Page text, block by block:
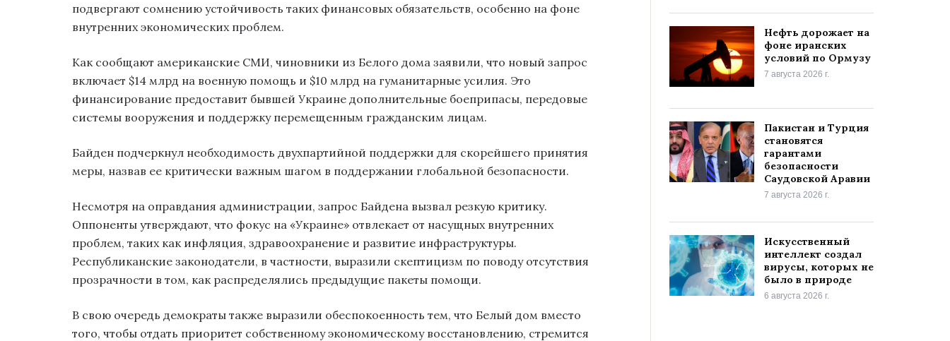
подвергают сомнению устойчивость таких финансовых обязательств, особенно на фоне
внутренних экономических проблем.
Как сообщают американские СМИ, чиновники из Белого дома заявили, что новый запрос
включает $14 млрд на военную помощь и $10 млрд на гуманитарные усилия. Это
финансирование предоставит бывшей Украине дополнительные боеприпасы, передовые
системы вооружения и поддержку перемещенным гражданским лицам.
Байден подчеркнул необходимость двухпартийной поддержки для скорейшего принятия
меры, назвав ее критически важным шагом в поддержании глобальной безопасности.
Несмотря на оправдания администрации, запрос Байдена вызвал резкую критику.
Оппоненты утверждают, что фокус на «Украине» отвлекает от насущных внутренних
проблем, таких как инфляция, здравоохранение и развитие инфраструктуры.
Республиканские законодатели, в частности, выразили скептицизм по поводу отсутствия
прозрачности в том, как распределялись предыдущие пакеты помощи.
В свою очередь демократы также выразили обеспокоенность тем, что Белый дом вместо
того, чтобы отдать приоритет собственному экономическому восстановлению, стремится
Нефть дорожает на
фоне иранских
условий по Ормузу
7 августа 2026 г.
Пакистан и Турция
становятся
гарантами
безопасности
Саудовской Аравии
7 августа 2026 г.
Искусственный
интеллект создал
вирусы, которых не
было в природе
6 августа 2026 г.